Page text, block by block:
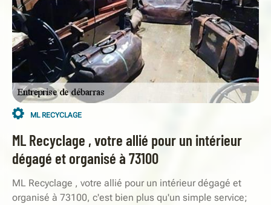
ML RECYCLAGE
ML Recyclage , votre allié pour un intérieur
dégagé et organisé à 73100
ML Recyclage , votre allié pour un intérieur dégagé et
organisé à 73100, c'est bien plus qu'un simple service;